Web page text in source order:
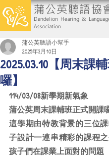
蒲公英聽語協
Dandelion Hearing &
Association
2025.03.10【周末課
囉】
蒲公英聽語小幫手
2025年3月10日
114/03/08新學期新氣象
蒲公英周末課輔班正式開課
這學期由特教背景的三位
子設計一連串精彩的課程
孩子們在課業上面對的問題